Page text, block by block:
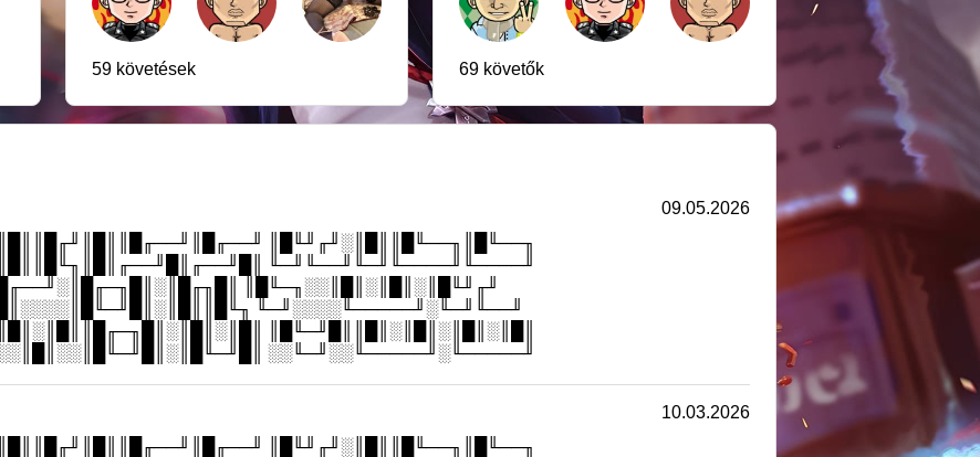
59 követések 69 követők
09.05.2026
║█╙╜╓╜░║█║║█╙──╖║█╙──╖
╙─╜╙──╜╙─╜╙────╜╙────╜
║█╙─╖░░║█║░║█║░║█╙╜╓╜
╙─╜░░░░╙─────╜░╙─╜╙──╜
║█╙─╜█║║█║░║█║░║█║░║█║
░░╙─╜░░╙─────╜░╙─────╜
10.03.2026
║█╙╜╓╜░║█║║█╙──╖║█╙──╖